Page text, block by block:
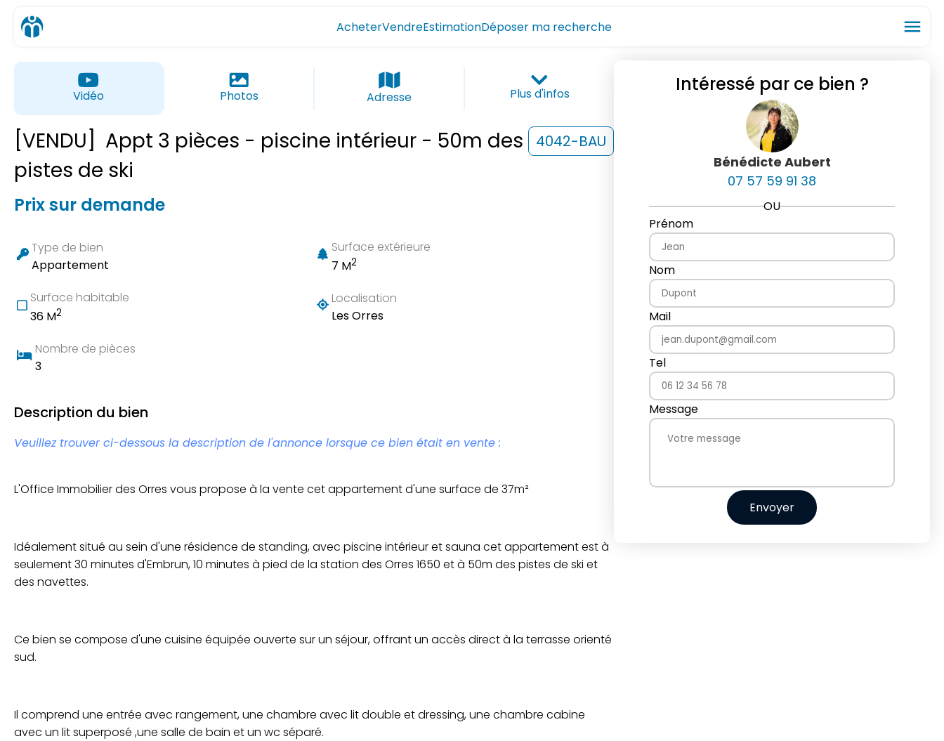
AcheterVendreEstimationDéposer ma recherche menu
Vidéo Photos Adresse Plus d'infos
[VENDU] Appt 3 pièces - piscine intérieur - 50m des
pistes de ski
4042-BAU
Prix sur demande
Type de bien
Appartement
Surface extérieure
7 M2
Surface habitable
36 M2
Localisation
Les Orres
Nombre de pièces
3
Description du bien
Veuillez trouver ci-dessous la description de l'annonce lorsque ce bien était en vente :
L'Office Immobilier des Orres vous propose à la vente cet appartement d'une surface de 37m²
Idéalement situé au sein d'une résidence de standing, avec piscine intérieur et sauna cet appartement est à
seulement 30 minutes d'Embrun, 10 minutes à pied de la station des Orres 1650 et à 50m des pistes de ski et
des navettes.
Ce bien se compose d'une cuisine équipée ouverte sur un séjour, offrant un accès direct à la terrasse orienté
sud.
Il comprend une entrée avec rangement, une chambre avec lit double et dressing, une chambre cabine
avec un lit superposé ,une salle de bain et un wc séparé.
Intéressé par ce bien ?
Bénédicte Aubert
07 57 59 91 38
OU
Prénom
Nom
Mail
Tel
Message
Envoyer